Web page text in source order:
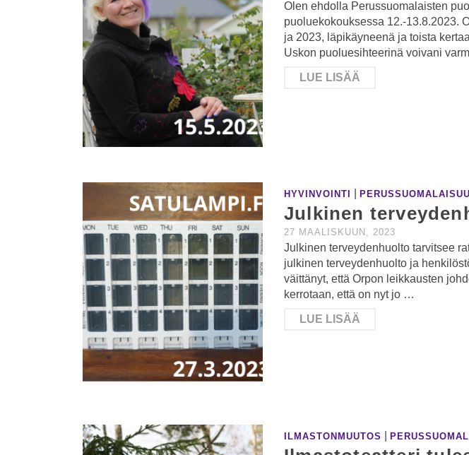
Olen ehdolla Perussuomalaisten
puoluekokouksessa 12.-13.8.2023.
ja 2023, läpikäyneenä ja toista
Uskon puoluesihteerinä voivani
LUE LISÄÄ
HYVINVOINTI
Julkinen
27 MAALISKUUN, 2023
Julkinen terveydenhuolto tarvitsee
julkinen terveydenhuolto ja
väittänyt, että Orpon leikkausten
kerrotaan, että on nyt jo …
LUE LISÄÄ
ILMASTONMUUTOS